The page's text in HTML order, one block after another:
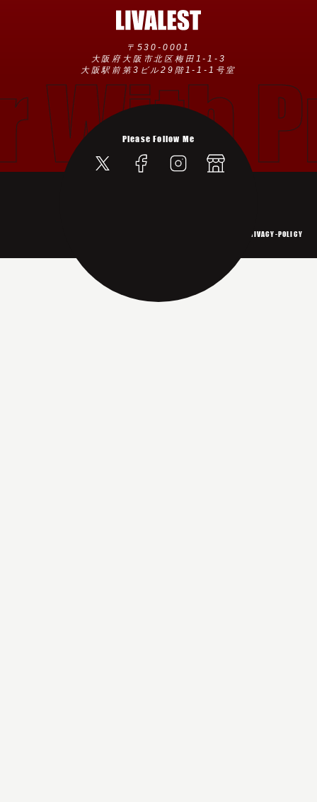
〒530-0001
大阪府大阪市北区梅田1-1-3
大阪駅前第3ビル29階1-1-1号室
Please Follow Me
PRIVACY-POLICY